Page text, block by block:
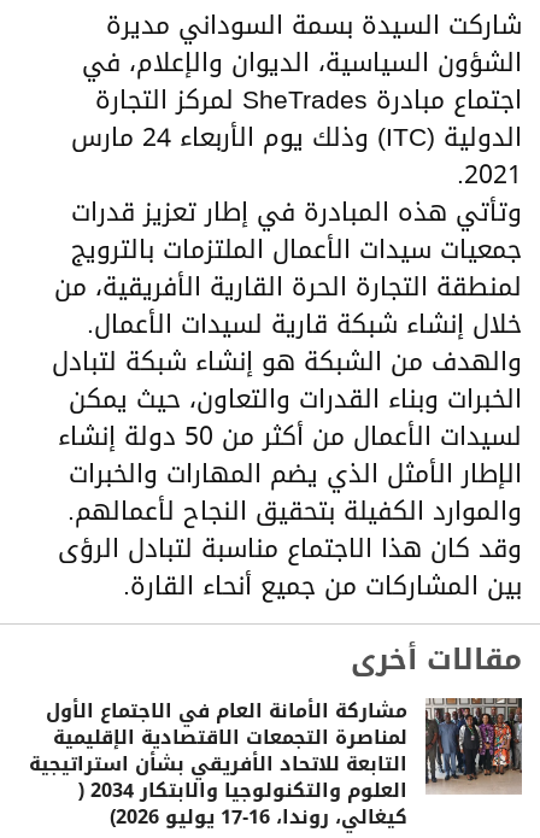
شاركت السيدة بسمة السوداني مديرة
الشؤون السياسية، الديوان والإعلام، في
اجتماع مبادرة SheTrades لمركز التجارة
الدولية (ITC) وذلك يوم الأربعاء 24 مارس
2021.
وتأتي هذه المبادرة في إطار تعزيز قدرات
جمعيات سيدات الأعمال الملتزمات بالترويج
لمنطقة التجارة الحرة القارية الأفريقية، من
خلال إنشاء شبكة قارية لسيدات الأعمال.
والهدف من الشبكة هو إنشاء شبكة لتبادل
الخبرات وبناء القدرات والتعاون، حيث يمكن
لسيدات الأعمال من أكثر من 50 دولة إنشاء
الإطار الأمثل الذي يضم المهارات والخبرات
والموارد الكفيلة بتحقيق النجاح لأعمالهم.
وقد كان هذا الاجتماع مناسبة لتبادل الرؤى
بين المشاركات من جميع أنحاء القارة.
مقالات أخرى
مشاركة الأمانة العام في الاجتماع الأول
لمناصرة التجمعات الاقتصادية الإقليمية
التابعة للاتحاد الأفريقي بشأن استراتيجية
العلوم والتكنولوجيا والابتكار 2034 (
كيغالي، روندا، 16-17 يوليو 2026)